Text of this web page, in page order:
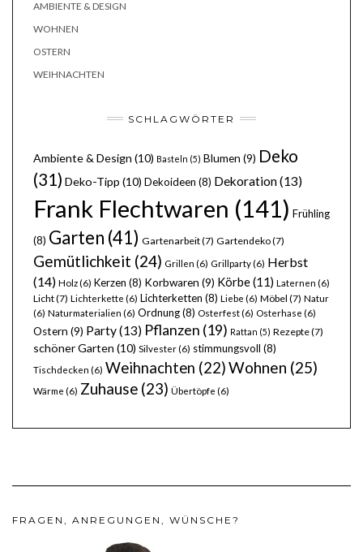
AMBIENTE & DESIGN
WOHNEN
OSTERN
WEIHNACHTEN
SCHLAGWÖRTER
Ambiente & Design (10) Basteln (5) Blumen (9) Deko
(31) Deko-Tipp (10) Dekoideen (8) Dekoration(13)
Frank Flechtwaren (141) Frühling
(8) Garten (41) Gartenarbeit(7) Gartendeko(7)
Gemütlichkeit (24) Grillen (6) Grillparty(6) Herbst
(14) Holz(6) Kerzen (8) Korbwaren (9) Körbe(11) Laternen (6)
Licht(7) Lichterkette (6) Lichterketten (8) Liebe (6) Möbel (7) Natur
(6) Naturmaterialien (6) Ordnung(8) Osterfest(6) Osterhase (6)
Ostern (9) Party(13) Pflanzen (19) Rattan (5) Rezepte(7)
schöner Garten (10) Silvester(6) stimmungsvoll (8)
Tischdecken (6) Weihnachten (22)Wohnen (25)
Wärme (6) Zuhause (23) Übertöpfe (6)
FRAGEN, ANREGUNGEN, WÜNSCHE?